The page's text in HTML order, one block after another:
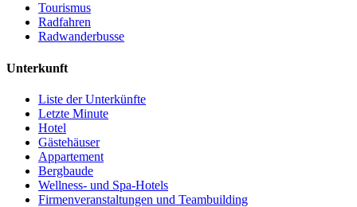
Tourismus
Radfahren
Radwanderbusse
Unterkunft
Liste der Unterkünfte
Letzte Minute
Hotel
Gästehäuser
Appartement
Bergbaude
Wellness- und Spa-Hotels
Firmenveranstaltungen und Teambuilding